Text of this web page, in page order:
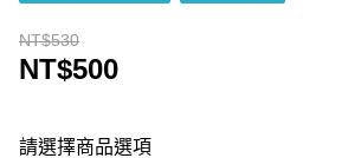
NT$530
NT$500
請選擇商品選項